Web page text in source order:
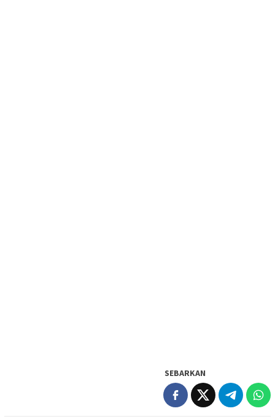
SEBARKAN